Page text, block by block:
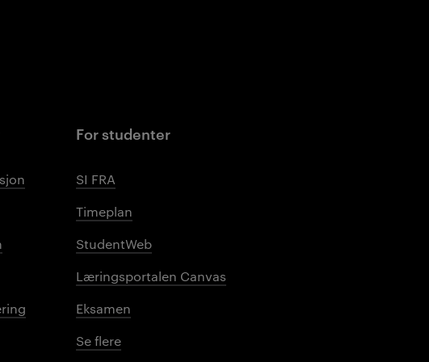
For studenter
SI FRA
Timeplan
StudentWeb
Læringsportalen Canvas
Eksamen
Se flere